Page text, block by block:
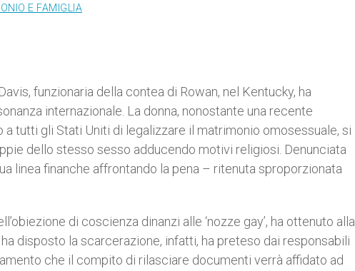
E FAMIGLIA
funzionaria della contea di Rowan, nel Kentucky, ha
internazionale. La donna, nonostante una recente
tutti gli Stati Uniti di legalizzare il matrimonio omosessuale, si
dello stesso sesso adducendo motivi religiosi. Denunciata
linea finanche affrontando la pena – ritenuta sproporzionata
di coscienza dinanzi alle ‘nozze gay’, ha ottenuto alla
disposto la scarcerazione, infatti, ha preteso dai responsabili
che il compito di rilasciare documenti verrà affidato ad